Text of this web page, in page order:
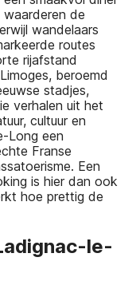
de
wandelaars
routes
rijafstand
beroemd
stadjes,
verhalen uit het
cultuur en
Long een
Franse
Een
is hier dan ook
hoe prettig de
le-